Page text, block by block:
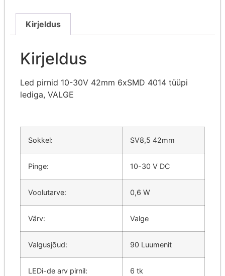
Kirjeldus
Kirjeldus
Led pirnid 10-30V 42mm 6xSMD 4014 tüüpi
lediga, VALGE
Sokkel: SV8,5 42mm
Pinge: 10-30 V DC
Voolutarve: 0,6 W
Värv: Valge
Valgusjõud: 90 Luumenit
LEDi-de arv pirnil: 6 tk